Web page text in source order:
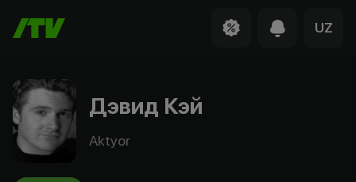
UZ
Дэвид Кэй
Aktyor